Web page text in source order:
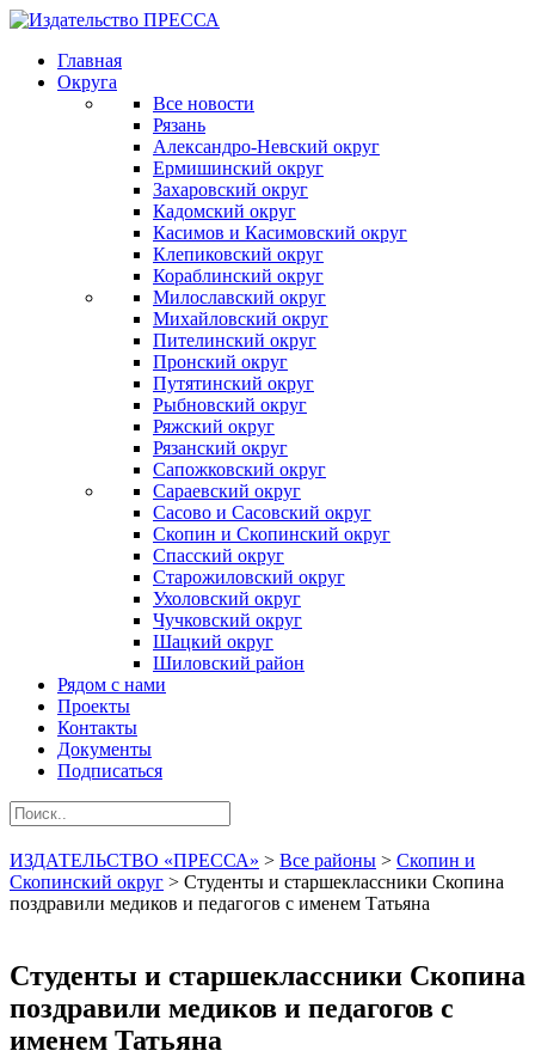
Главная
Округа
Все новости
Рязань
Александро-Невский округ
Ермишинский округ
Захаровский округ
Кадомский округ
Касимов и Касимовский округ
Клепиковский округ
Кораблинский округ
Милославский округ
Михайловский округ
Пителинский округ
Пронский округ
Путятинский округ
Рыбновский округ
Ряжский округ
Рязанский округ
Сапожковский округ
Сараевский округ
Сасово и Сасовский округ
Скопин и Скопинский округ
Спасский округ
Старожиловский округ
Ухоловский округ
Чучковский округ
Шацкий округ
Шиловский район
Рядом с нами
Проекты
Контакты
Документы
Подписаться
ИЗДАТЕЛЬСТВО «ПРЕССА» > Все районы > Скопин и
Скопинский округ > Студенты и старшеклассники Скопина
поздравили медиков и педагогов с именем Татьяна
Студенты и старшеклассники Скопина
поздравили медиков и педагогов с
именем Татьяна